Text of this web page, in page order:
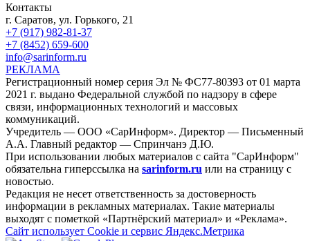
Контакты
г. Саратов, ул. Горького, 21
+7 (917) 982-81-37
+7 (8452) 659-600
info@sarinform.ru
РЕКЛАМА
Регистрационный номер серия Эл № ФС77-80393 от 01 марта
2021 г. выдано Федеральной службой по надзору в сфере
связи, информационных технологий и массовых
коммуникаций.
Учредитель — ООО «СарИнформ». Директор — Письменный
А.А. Главный редактор — Спринчанэ Д.Ю.
При использовании любых материалов с сайта "СарИнформ"
обязательна гиперссылка на sarinform.ru или на страницу с
новостью.
Редакция не несет ответственность за достоверность
информации в рекламных материалах. Такие материалы
выходят с пометкой «Партнёрский материал» и «Реклама».
Сайт использует Cookie и сервиc Яндекс.Метрика